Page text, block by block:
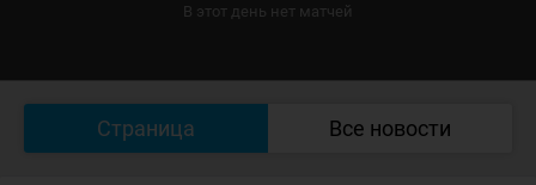
В этот день нет матчей
Страница Все новости